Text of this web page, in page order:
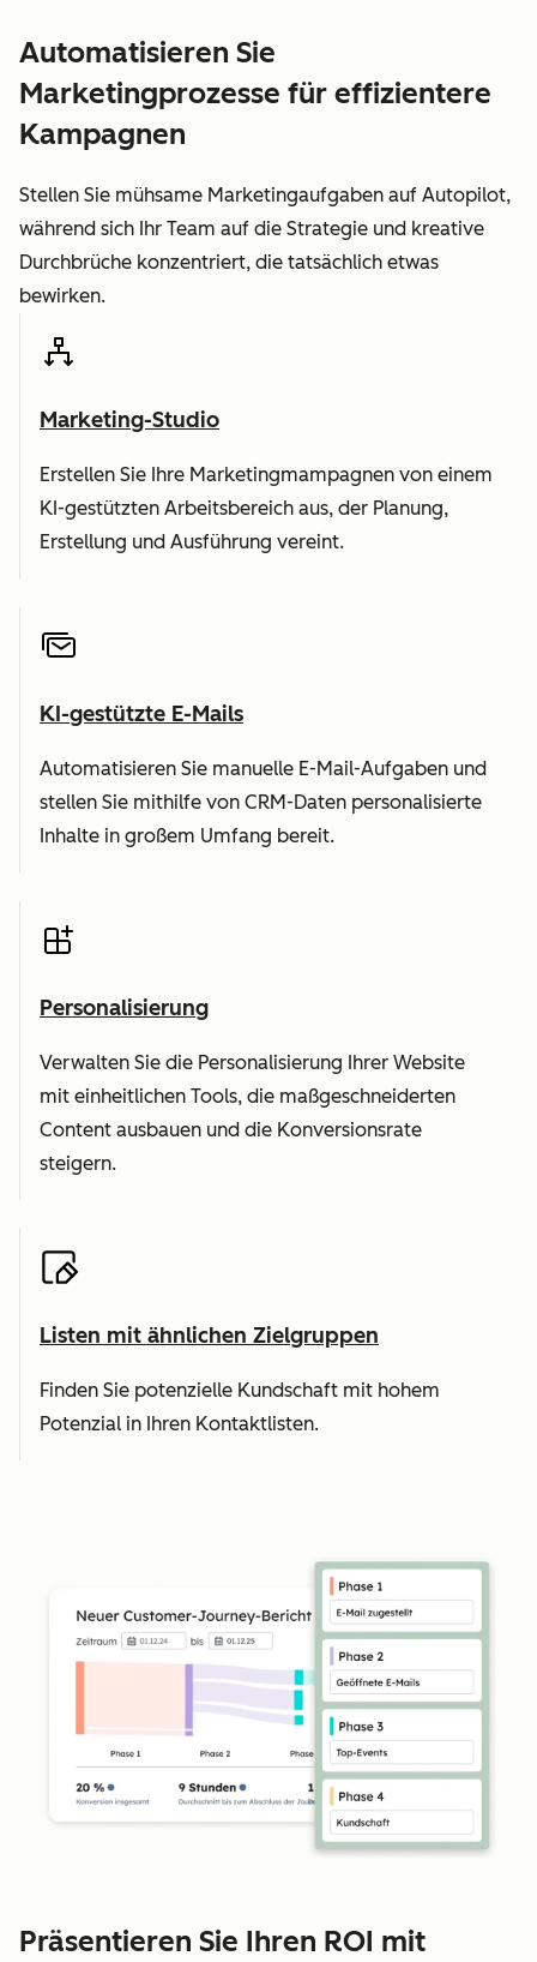
Automatisieren Sie
Marketingprozesse für effizientere
Kampagnen
Stellen Sie mühsame Marketingaufgaben auf Autopilot,
während sich Ihr Team auf die Strategie und kreative
Durchbrüche konzentriert, die tatsächlich etwas
bewirken.
Marketing-Studio
Erstellen Sie Ihre Marketingmampagnen von einem
KI-gestützten Arbeitsbereich aus, der Planung,
Erstellung und Ausführung vereint.
KI-gestützte E-Mails
Automatisieren Sie manuelle E-Mail-Aufgaben und
stellen Sie mithilfe von CRM-Daten personalisierte
Inhalte in großem Umfang bereit.
Personalisierung
Verwalten Sie die Personalisierung Ihrer Website
mit einheitlichen Tools, die maßgeschneiderten
Content ausbauen und die Konversionsrate
steigern.
Listen mit ähnlichen Zielgruppen
Finden Sie potenzielle Kundschaft mit hohem
Potenzial in Ihren Kontaktlisten.
Präsentieren Sie Ihren ROI mit